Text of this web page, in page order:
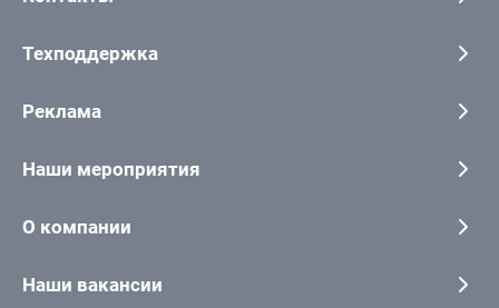
Техподдержка
Реклама
Наши мероприятия
О компании
Наши вакансии